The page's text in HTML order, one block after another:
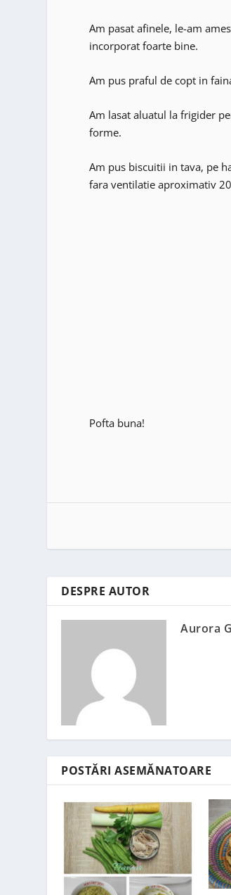
Am pasat afinele, le-am
incorporat foarte bine.
Am pus praful de copt in
Am lasat aluatul la frigider
forme.
Am pus biscuitii in tava, pe
fara ventilatie aproximativ
Pofta buna!
DESPRE AUTOR
Aurora
POSTĂRI ASEMĂNATOARE